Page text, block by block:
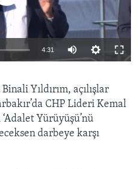
4:31
Yıldırım, açılışlar
CHP Lideri Kemal
‘Adalet Yürüyüşü’nü
darbeye karşı